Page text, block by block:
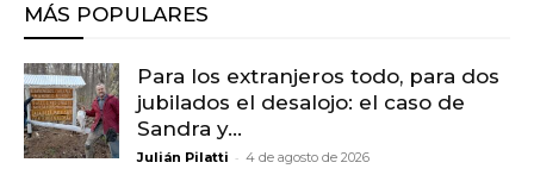
MÁS POPULARES
Para los extranjeros todo, para dos
jubilados el desalojo: el caso de
Sandra y...
Julián Pilatti - 4 de agosto de 2026